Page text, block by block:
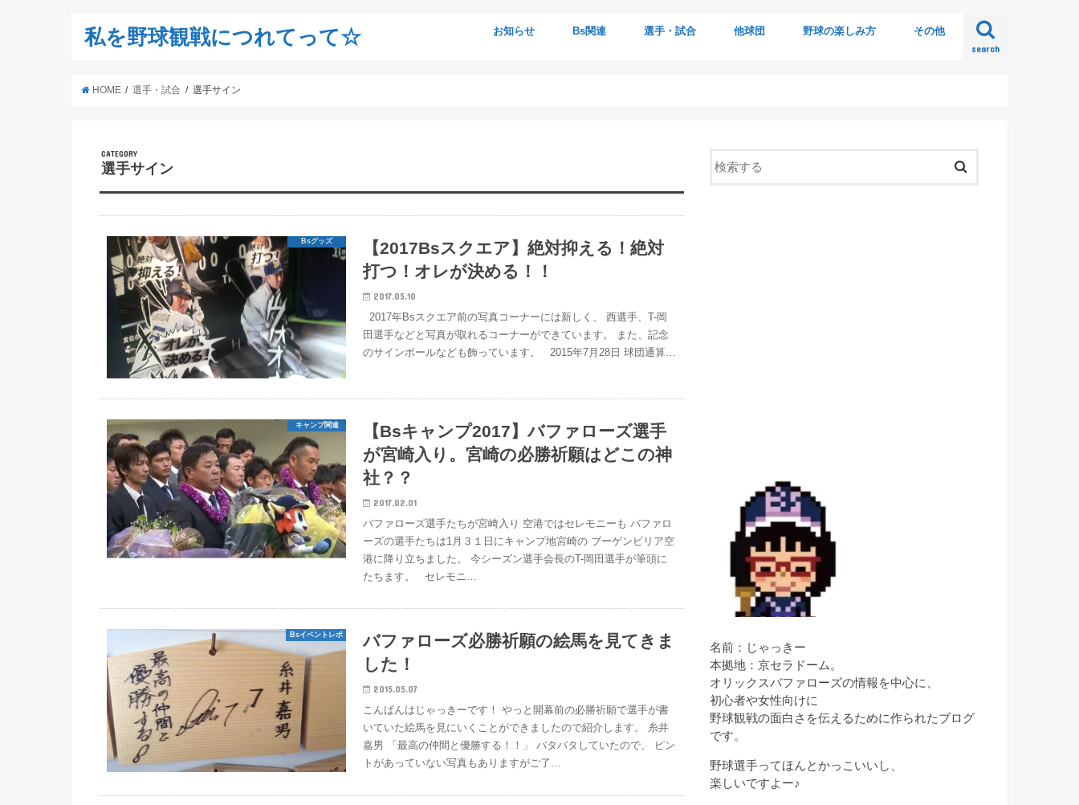
私を野球観戦につれてって☆
search
お知らせ Bs関連 選手・試合 他球団 野球の楽しみ方 その他
HOME 選手・試合 選手サイン
CATEGORY
選手サイン
Bsグッズ
【2017Bsスクエア】絶対抑える！絶対
打つ！オレが決める！！
2017.05.10
2017年Bsスクエア前の写真コーナーには新しく、 西選手、T-岡
田選手などと写真が取れるコーナーができています。 また、記念
のサインボールなども飾っています。 2015年7月28日 球団通算…
キャンプ関連
【Bsキャンプ2017】バファローズ選手
が宮崎入り。宮崎の必勝祈願はどこの神
社？？
2017.02.01
バファローズ選手たちが宮崎入り 空港ではセレモニーも バファロ
ーズの選手たちは1月３１日にキャンプ地宮崎の ブーゲンビリア空
港に降り立ちました。 今シーズン選手会長のT-岡田選手が筆頭に
たちます。 セレモニ…
Bsイベントレポ
バファローズ必勝祈願の絵馬を見てきま
した！
2015.05.07
こんばんはじゃっきーです！ やっと開幕前の必勝祈願で選手が書
いていた絵馬を見にいくことができましたので紹介します。 糸井
嘉男 「最高の仲間と優勝する！！」 バタバタしていたので、 ピン
トがあっていない写真もありますがご了…
名前：じゃっきー
本拠地：京セラドーム。
オリックスバファローズの情報を中心に、
初心者や女性向けに
野球観戦の面白さを伝えるために作られたブログ
です。
野球選手ってほんとかっこいいし、
楽しいですよー♪